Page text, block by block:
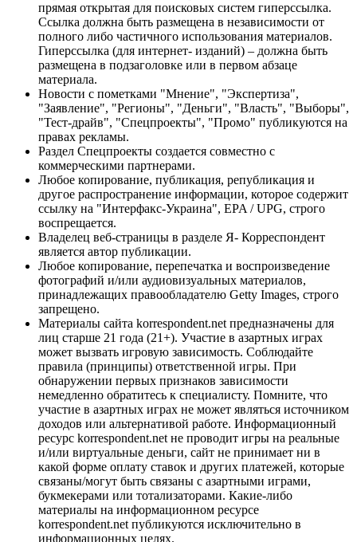
прямая открытая для поисковых систем гиперссылка.
Ссылка должна быть размещена в независимости от
полного либо частичного использования материалов.
Гиперссылка (для интернет- изданий) – должна быть
размещена в подзаголовке или в первом абзаце
материала.
Новости с пометками "Мнение", "Экспертиза",
"Заявление", "Регионы", "Деньги", "Власть", "Выборы",
"Тест-драйв", "Спецпроекты", "Промо" публикуются на
правах рекламы.
Раздел Спецпроекты создается совместно с
коммерческими партнерами.
Любое копирование, публикация, републикация и
другое распространение информации, которое содержит
ссылку на "Интерфакс-Украина", EPA / UPG, строго
воспрещается.
Владелец веб-страницы в разделе Я- Корреспондент
является автор публикации.
Любое копирование, перепечатка и воспроизведение
фотографий и/или аудиовизуальных материалов,
принадлежащих правообладателю Getty Images, строго
запрещено.
Материалы сайта korrespondent.net предназначены для
лиц старше 21 года (21+). Участие в азартных играх
может вызвать игровую зависимость. Соблюдайте
правила (принципы) ответственной игры. При
обнаружении первых признаков зависимости
немедленно обратитесь к специалисту. Помните, что
участие в азартных играх не может являться источником
доходов или альтернативой работе. Информационный
ресурс korrespondent.net не проводит игры на реальные
и/или виртуальные деньги, сайт не принимает ни в
какой форме оплату ставок и других платежей, которые
связаны/могут быть связаны с азартными играми,
букмекерами или тотализаторами. Какие-либо
материалы на информационном ресурсе
korrespondent.net публикуются исключительно в
информационных целях.